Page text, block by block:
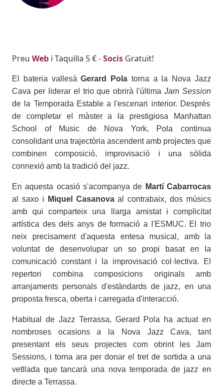
Body
Preu Web i Taquilla 5 € -Socis Gratuït!
El bateria vallesàGerard Pola torna a la Nova Jazz
Cava per liderar el trio que obrirà l'últimaJam Session
de la Temporada Estable a l'escenari interior. Després
de completar el màster a la prestigiosa Manhattan
School of Music de Nova York, Pola continua
consolidant una trajectòria ascendent amb projectes que
combinen composició, improvisació i una sòlida
connexió amb la tradició del jazz.
En aquesta ocasió s'acompanya de Martí Cabarrocas
al saxo i
Miquel Casanovaal contrabaix, dos músics
amb qui comparteix una llarga amistat i complicitat
artística des dels anys de formació a l'ESMUC. El trio
neix precisament d'aquesta entesa musical, amb la
voluntat de desenvolupar un so propi basat en la
comunicació constant i la improvisació col·lectiva. El
repertori combina composicions originals amb
arranjaments personals d'estàndards de jazz, en una
proposta fresca, oberta i carregada d'interacció.
Habitual de Jazz Terrassa, Gerard Pola ha actuat en
nombroses ocasions a la Nova Jazz Cava, tant
presentant els seus projectes com obrint les Jam
Sessions, i torna ara per donar el tret de sortida a una
vetllada que tancarà una nova temporada de jazz en
directe a Terrassa.